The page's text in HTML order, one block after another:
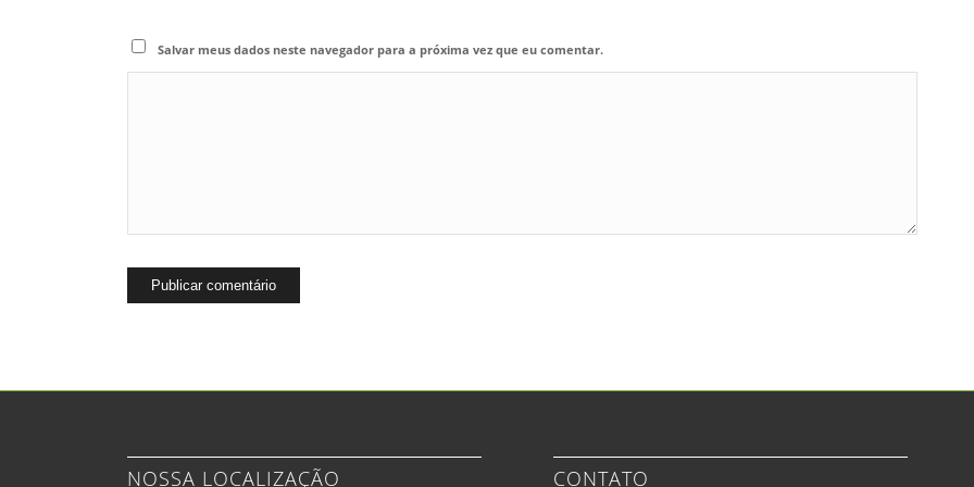
Salvar meus dados neste navegador para a próxima vez que eu comentar.
NOSSA LOCALIZAÇÃO CONTATO